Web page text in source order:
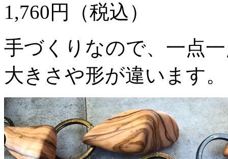
1,760円（税込）
手づくりなので、一点
大きさや形が違います。